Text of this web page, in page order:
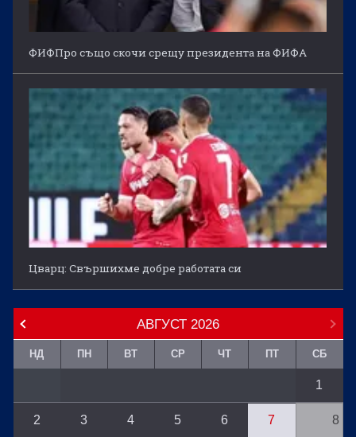
ФИФПро също скочи срещу президента на ФИФА
Цварц: Свършихме добре работата си
АВГУСТ 2026
НД ПН ВТ СР ЧТ ПТ СБ
1
2 3 4 5 6 7 8